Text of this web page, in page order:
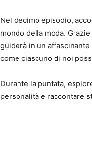
Nel decimo episodio,
mondo della moda.
guiderà in un affascinante
come ciascuno di noi
Durante la puntata,
personalità e raccontare